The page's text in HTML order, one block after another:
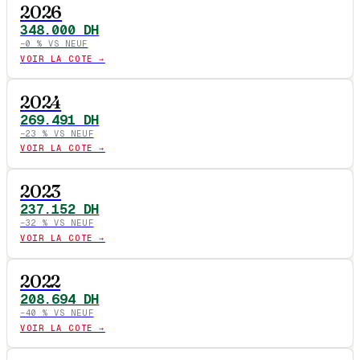
2026
348.000DH
−0
% VS NEUF
VOIR LA COTE →
2024
269.491 DH
−23
% VS NEUF
VOIR LA COTE →
2023
237.152DH
−32
% VS NEUF
VOIR LA COTE →
2022
208.694DH
−40
% VS NEUF
VOIR LA COTE →